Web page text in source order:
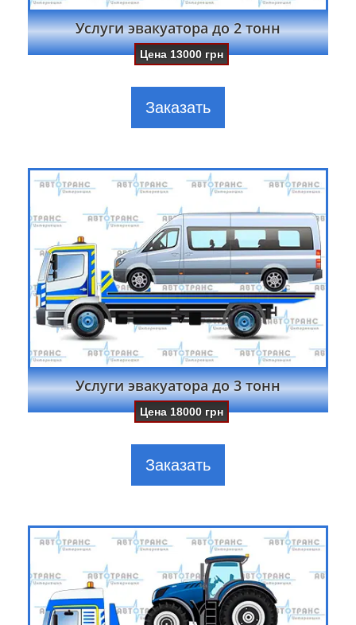
Услуги эвакуатора до 2 тонн
Цена13000 грн
Заказать
Услуги эвакуатора до 3 тонн
Цена18000 грн
Заказать